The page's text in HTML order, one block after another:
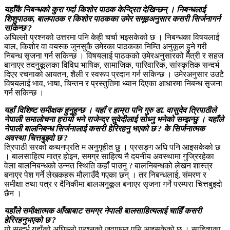
यहाँकै निबन्धको कुरा गर्दा किशोर पाठक केन्द्रित देखिन्छन् । निबन्धलाई
शिशुपाठक, बालपाठक र किशोर पाठकका उमेर समूहअनुसार कसरी सिर्जनागर्न
सकिन्छ ?
अघिल्लो प्रश्नको उत्तरमा पनि केही चर्चा भइसकेको छ । निबन्धका विषयलाई
बाल, किशोर वा वयस्क जुनसुकै उमेरका पाठकका निम्ति अनुकूल हुने गरी
निबन्ध सृजना गर्न सकिन्छ । विषयलाई पाठकको उमेरअनुसारको मैत्री र सहज
बानाएर तदनुकूलका विविध भाषिक, सामाजिक, पारिवारिक, सांस्कृतिक सन्दर्भ
दिएर रचनाको आयतन, शैली र स्वरूप प्रदान गर्न सकिन्छ । उमेरअनुसार उउटै
विषयलाई भाव, भाषा, चिन्तन र प्रस्तुतिमा ध्यान दिएका आधारमा निबन्ध सृजना
गर्न सकिन्छ ।
यहाँ विशिष्ट समीक्षक हुनुहुन्छ । यहाँ र हाम्रा पनि गुरु डा. वासुदेव त्रिपाठीले
नेपाली समालोचना हरायो भने राजेन्द्र सुवेदीलाई सोध्नु भनेको सम्झन्छु । यहाँले
नेपाली बालनिबन्ध सिर्जनालाई कसरी हेरिरहनु भएको छ ? के सिर्जनात्मक
अवस्था चित्तबुझ्दो छ ?
त्रिपाठी सरको कथनप्रति म अनुगृहीत छु । प्रसङ्ग अघि पनि आइसकेको छ
। बालसाहित्य मात्र होइन, समग्र साहित्य नै दयनीय अवस्थामा गुज्रिरहेका
वेला बालनिबन्धको उन्नत स्थिति कहाँ पाउनु ? बालनिबन्धको लेखन शास्त्र
बनाएर पेश गर्ने लेखकहरू मौलाउँदै गएका छन् । तर निबन्धलाई, संमरण र
समीक्षा तथा पत्र र दैनिकीमा बालअनुकूल बनाएर सृजना गर्ने परम्परा चित्तबुझ्दो
छैन ।
यहाँले समीक्षात्मक आँखाबाट समग्र नेपाली बालसाहित्यलाई चाहिँ कसरी
हेरिरहनुभएको छ ?